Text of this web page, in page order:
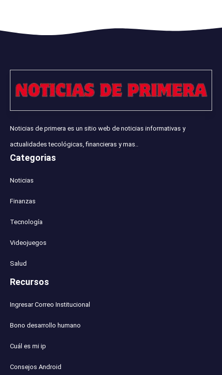
Noticias de primera es un sitio web de noticias informativas y
actualidades tecológicas, financieras y mas..
Categorias
Noticias
Finanzas
Tecnología
Videojuegos
Salud
Recursos
Ingresar Correo Institucional
Bono desarrollo humano
Cuál es mi ip
Consejos Android